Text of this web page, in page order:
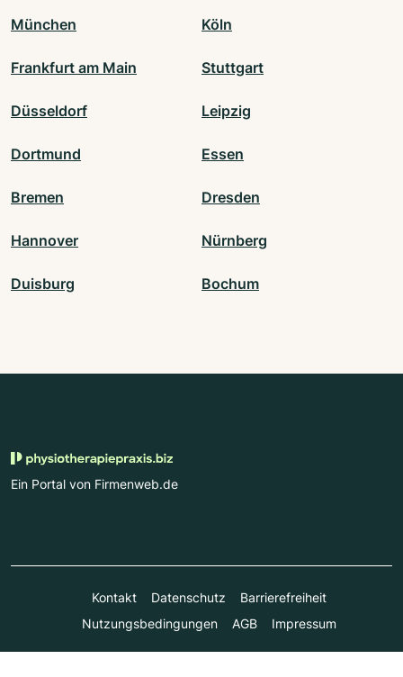
München Köln
Frankfurt am Main Stuttgart
Düsseldorf Leipzig
Dortmund Essen
Bremen Dresden
Hannover Nürnberg
Duisburg Bochum
Ein Portal von Firmenweb.de
Kontakt Datenschutz
Barrierefreiheit
Nutzungsbedingungen
AGB Impressum